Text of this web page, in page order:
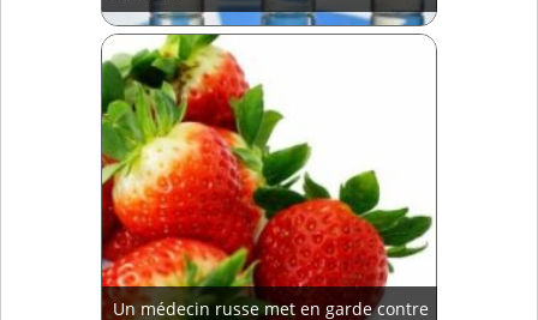
Un médecin russe met en garde contre